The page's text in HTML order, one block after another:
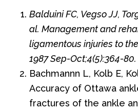
Balduini FC, Vegso JJ,
al.Management and
ligamentous injuries to
1987 Sep-Oct;4(5):364-80.
Bachmannn L, Kolb E,
Accuracy of Ottawa
fractures of the ankle